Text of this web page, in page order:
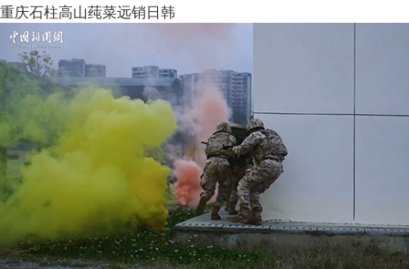
重庆石柱高山莼菜远销日韩